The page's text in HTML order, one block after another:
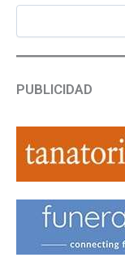
PUBLICIDAD